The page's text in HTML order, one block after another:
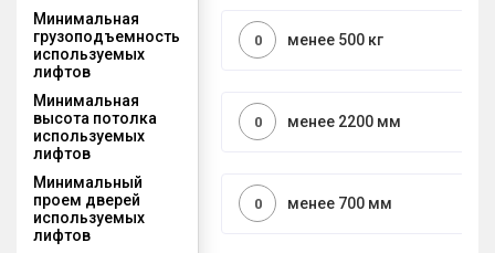
Минимальная
грузоподъемность
используемых
лифтов
менее 500 кг
0
Минимальная
высота потолка
используемых
лифтов
менее 2200 мм
0
Минимальный
проем дверей
используемых
лифтов
менее 700 мм
0